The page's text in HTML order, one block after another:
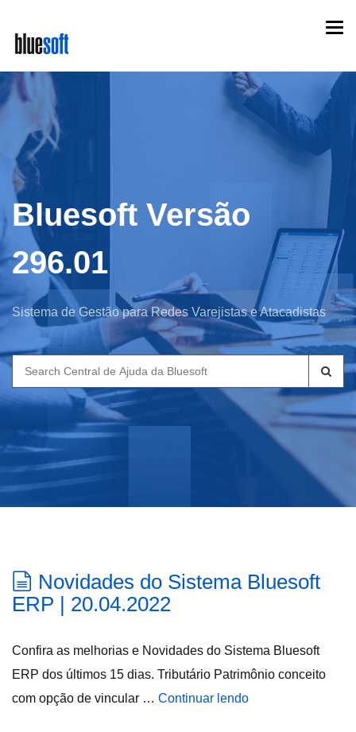
main
content
Bluesoft Versão
296.01
Sistema de Gestão para Redes Varejistas e Atacadistas
Search
for:
Novidades do Sistema Bluesoft
ERP | 20.04.2022
Confira as melhorias e Novidades do Sistema Bluesoft
ERP dos últimos 15 dias. Tributário Patrimônio conceito
com opção de vincular … Continuar lendo